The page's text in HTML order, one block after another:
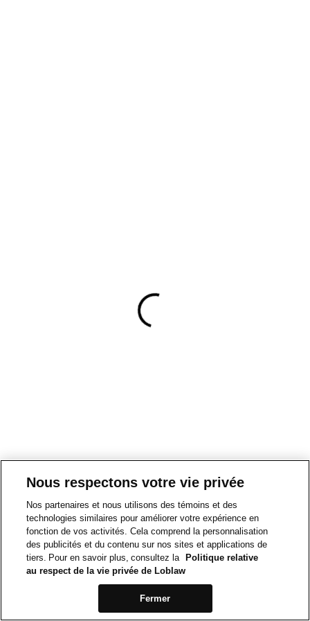
Nous respectons votre vie privée
Nos partenaires et nous utilisons des témoins et des
technologies similaires pour améliorer votre expérience en
fonction de vos activités. Cela comprend la personnalisation
des publicités et du contenu sur nos sites et applications de
tiers. Pour en savoir plus, consultez la
Politique relative
au respect de la vie privée de Loblaw
Fermer